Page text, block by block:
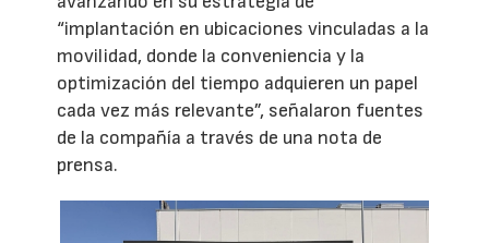
“implantación en ubicaciones vinculadas a la
movilidad, donde la conveniencia y la
optimización del tiempo adquieren un papel
cada vez más relevante”, señalaron fuentes
de la compañía a través de una nota de
prensa.